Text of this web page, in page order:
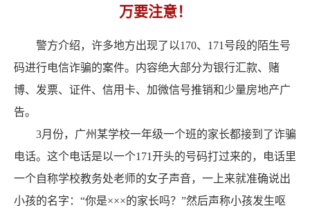
万要注意！
警方介绍，许多地方出现了以170、171号段的陌生号
码进行电信诈骗的案件。内容绝大部分为银行汇款、赌
博、发票、证件、信用卡、加微信号推销和少量房地产广
告。
3月份，广州某学校一年级一个班的家长都接到了诈骗
电话。这个电话是以一个171开头的号码打过来的，电话里
一个自称学校教务处老师的女子声音，一上来就准确说出
小孩的名字：“你是×××的家长吗？”然后声称小孩发生呕